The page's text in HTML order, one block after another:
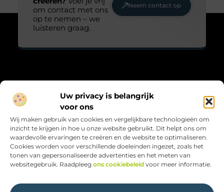
Uw privacy is belangrijk
voor ons
Wij maken gebruik van cookies en vergelijkbare technologieën om
inzicht te krijgen in hoe u onze website gebruikt. Dit helpt ons om
waardevolle ervaringen te creëren en de website te optimaliseren.
Cookies worden voor verschillende doeleinden ingezet, zoals het
tonen van gepersonaliseerde advertenties en het meten van
websitegebruik. Raadpleeg ons cookiebeleid voor meer informatie.
om contact met ons
op te nemen – we
luisteren graag.
Neem contact op
“Zacht, krachtig en met aandacht.”
Kleine verhalen met grote betekenis, geschreven met hart en
ziel.
Bericht categorie